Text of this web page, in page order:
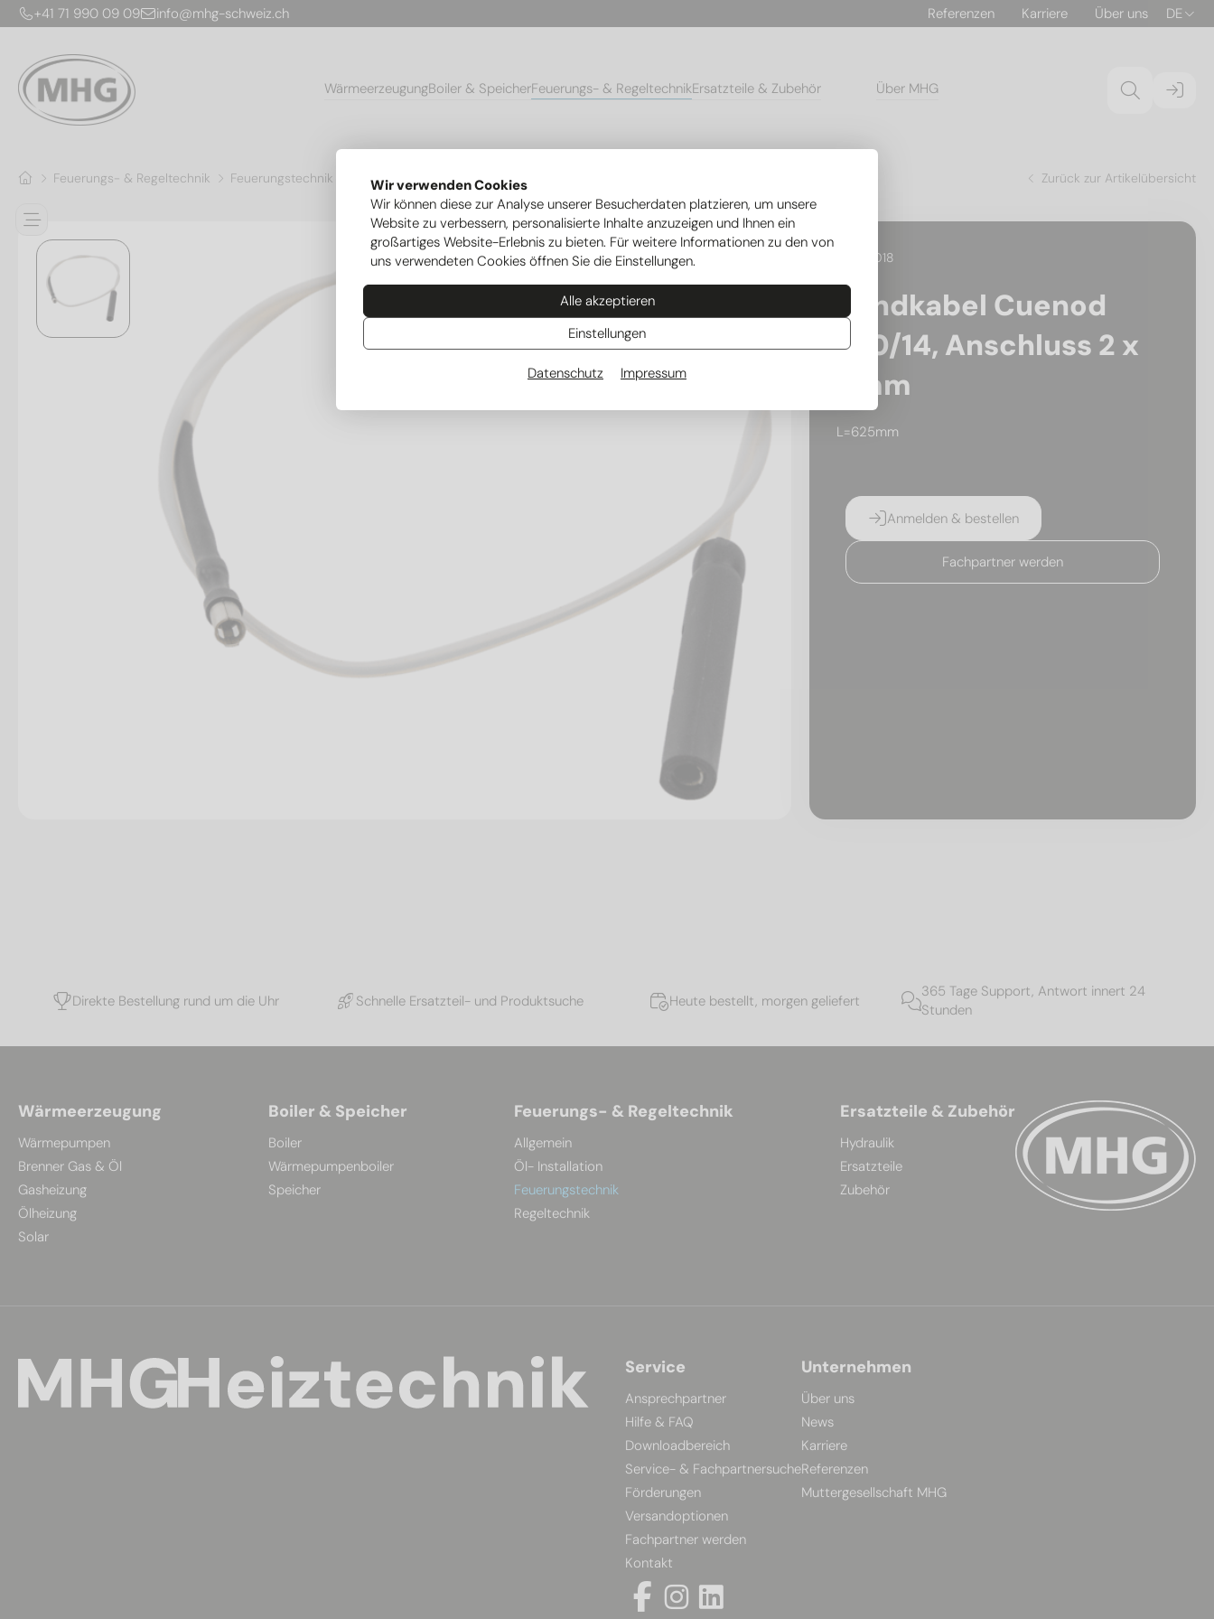
Wir verwenden Cookies
Wir können diese zur Analyse unserer Besucherdaten platzieren, um unsere
Website zu verbessern, personalisierte Inhalte anzuzeigen und Ihnen ein
großartiges Website-Erlebnis zu bieten. Für weitere Informationen zu den von
uns verwendeten Cookies öffnen Sie die Einstellungen.
Alle akzeptieren
Einstellungen
Datenschutz Impressum
+41 71 990 09 09 info@mhg-schweiz.ch Referenzen Karriere Über uns DE
WärmeerzeugungBoiler & SpeicherFeuerungs- & RegeltechnikErsatzteile & Zubehör Über MHG
Feuerungs- & Regeltechnik Feuerungstechnik Zündtrafo & Zündkabel Zündkabel Cuenod C10/14, Anschluss 2 x 4mm Zurück zur Artikelübersicht
30.193018
Zündkabel Cuenod
C10/14, Anschluss 2 x
4mm
L=625mm
Anmelden & bestellen
Fachpartner werden
Direkte Bestellung rund um die Uhr Schnelle Ersatzteil- und Produktsuche Heute bestellt, morgen geliefert
365 Tage Support, Antwort innert 24
Stunden
Wärmeerzeugung
Wärmepumpen
Brenner Gas & Öl
Gasheizung
Ölheizung
Solar
Boiler & Speicher
Boiler
Wärmepumpenboiler
Speicher
Feuerungs- & Regeltechnik
Allgemein
Öl- Installation
Feuerungstechnik
Regeltechnik
Ersatzteile & Zubehör
Hydraulik
Ersatzteile
Zubehör
Service
Ansprechpartner
Hilfe & FAQ
Downloadbereich
Service- & Fachpartnersuche
Förderungen
Versandoptionen
Fachpartner werden
Kontakt
Unternehmen
Über uns
News
Karriere
Referenzen
Muttergesellschaft MHG